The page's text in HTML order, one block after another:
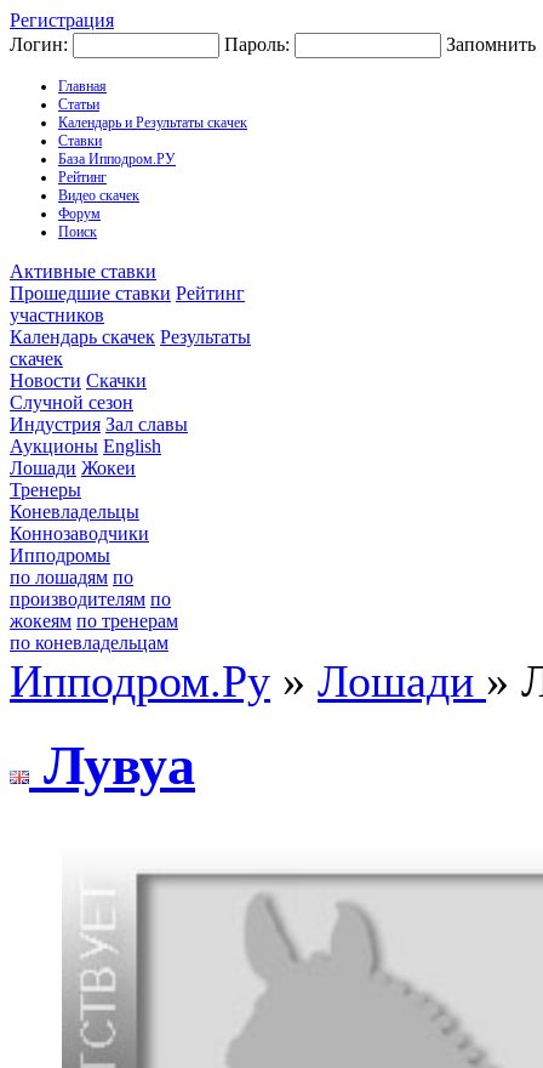
Регистрация
Логин:
Пароль: Запомнить
Главная
Статьи
Календарь и Результаты скачек
Ставки
База Ипподром.РУ
Рейтинг
Видео скачек
Форум
Поиск
Активные ставки
Прошедшие ставки Рейтинг
участников
Календарь скачек Результаты
скачек
Новости Скачки
Случной сезон
Индустрия Зал славы
Аукционы English
Лошади Жокеи
Тренеры
Коневладельцы
Коннозаводчики
Ипподромы
по лошадям по
производителям по
жокеям по тренерам
по коневладельцам
Ипподром.Ру » Лошади »
Лувуa